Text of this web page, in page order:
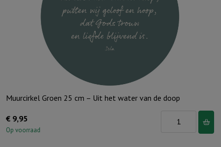
Muurcirkel Groen 25 cm – Uit het water van de doop
€ 9,95
Op voorraad
Muurcirkel